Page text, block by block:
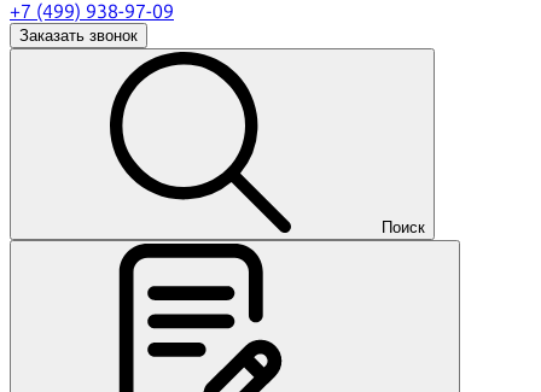
+7 (499) 938-97-09
Заказать звонок
Поиск